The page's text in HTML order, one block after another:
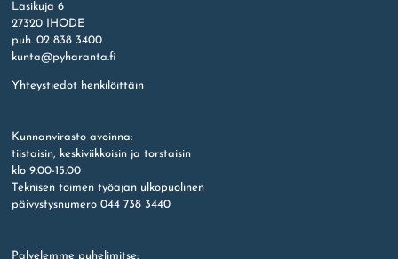
Lasikuja 6
27320 IHODE
puh. 02 838 3400
kunta@pyharanta.fi
Yhteystiedot henkilöittäin
Kunnanvirasto avoinna:
tiistaisin, keskiviikkoisin ja torstaisin
klo 9.00-15.00
Teknisen toimen työajan ulkopuolinen
päivystysnumero 044 738 3440
Palvelemme puhelimitse: